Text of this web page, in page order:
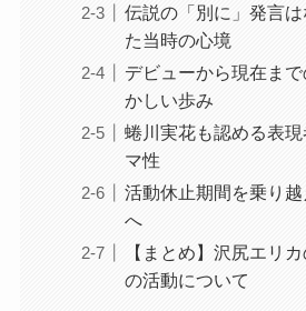
伝説の「別に」発言
た当時の心境
デビューから現在ま
かしい歩み
蜷川実花も認める表
マ性
活動休止期間を乗り
へ
【まとめ】沢尻エリ
の活動について